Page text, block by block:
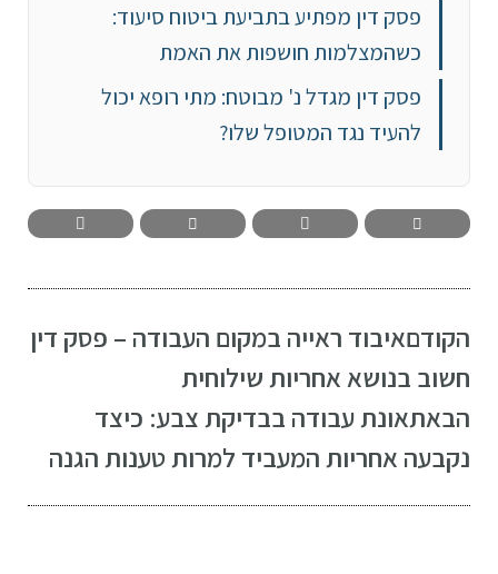
פסק דין מפתיע בתביעת ביטוח סיעוד:
כשהמצלמות חושפות את האמת
פסק דין מגדל נ' מבוטח: מתי רופא יכול
להעיד נגד המטופל שלו?
הקודםאיבוד ראייה במקום העבודה – פסק דין
חשוב בנושא אחריות שילוחית
הבאתאונת עבודה בבדיקת צבע: כיצד
נקבעה אחריות המעביד למרות טענות הגנה